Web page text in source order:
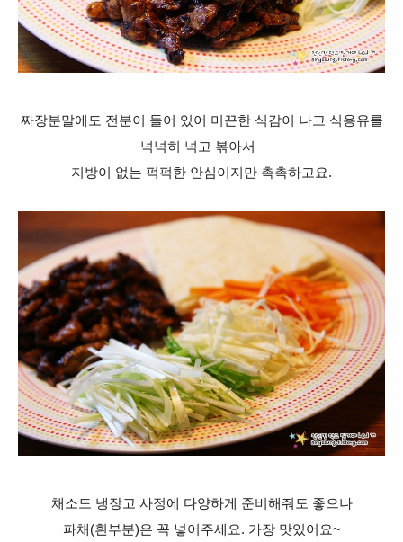
짜장분말에도 전분이 들어 있어 미끈한 식감이 나고 식용유를
넉넉히 넉고 볶아서
지방이 없는 퍽퍽한 안심이지만 촉촉하고요.
채소도 냉장고 사정에 다양하게 준비해줘도 좋으나
파채(흰부분)은 꼭 넣어주세요. 가장 맛있어요~